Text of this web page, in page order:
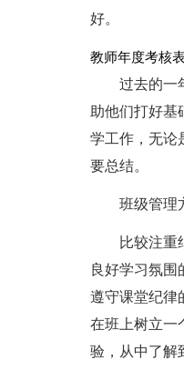
好。
教师年度考核
过去的一
助他们打好基
学工作，无论
要总结。
班级管理
比较注重
良好学习氛围
遵守课堂纪律
在班上树立一
验，从中了解